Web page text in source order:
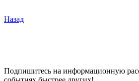
Назад
Подпишитесь на информационную